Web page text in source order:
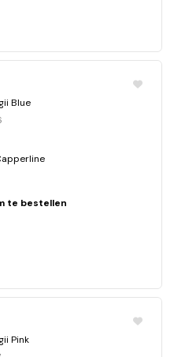
Blue
te bestellen
Pink